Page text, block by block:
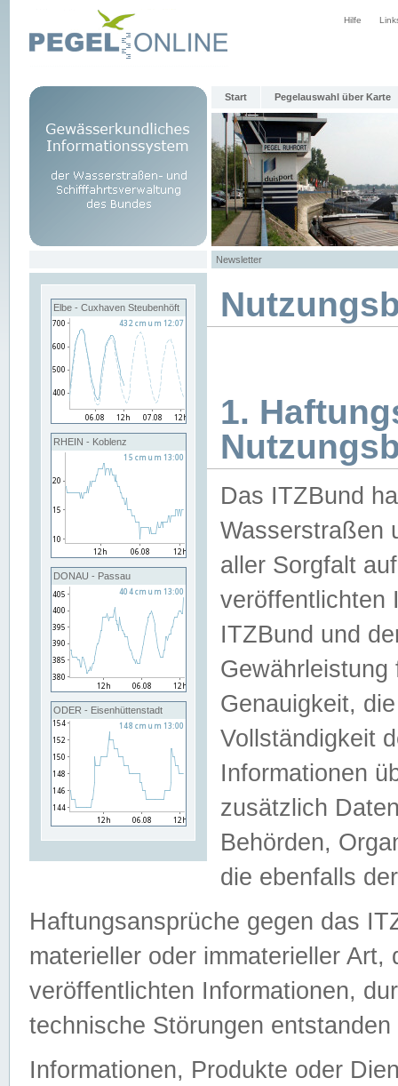
Hilfe
Start Pegelauswahl über Karte
Newsletter
Elbe - Cuxhaven Steubenhöft
RHEIN - Koblenz
DONAU - Passau
ODER - Eisenhüttenstadt
1.
Das ITZBund
Wasserstraßen
aller Sorgfalt
veröffentlichten
ITZBund und
Genauigkeit,
Vollständigkeit
Informationen
zusätzlich
Behörden,
die ebenfalls
Haftungsansprüche gegen das
materieller oder immaterieller
veröffentlichten Informationen,
technische Störungen
Informationen, Produkte oder